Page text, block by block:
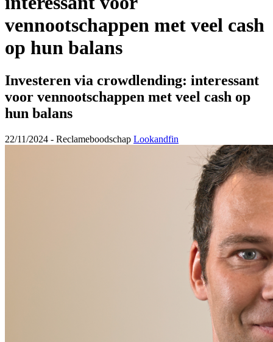
vennootschappen met veel cash
op hun balans
Investeren via crowdlending: interessant
voor vennootschappen met veel cash op
hun balans
22/11/2024 - Reclameboodschap Lookandfin